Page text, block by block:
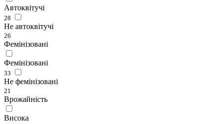
Автоквітучі
28
Не автоквітучі
26
Фемінізовані
Фемінізовані
33
Не фемінізовані
21
Врожайність
Висока